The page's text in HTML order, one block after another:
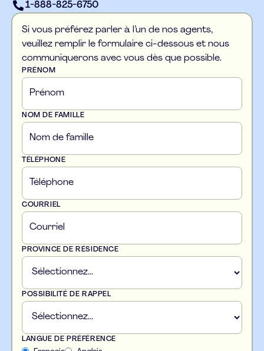
1-888-825-6750
Si vous préférez parler à l’un de nos agents,
veuillez remplir le formulaire ci-dessous et nous
communiquerons avec vous dès que possible.
PRÉNOM
NOM DE FAMILLE
TÉLÉPHONE
COURRIEL
PROVINCE DE RÉSIDENCE
POSSIBILITÉ DE RAPPEL
LANGUE DE PRÉFÉRENCE